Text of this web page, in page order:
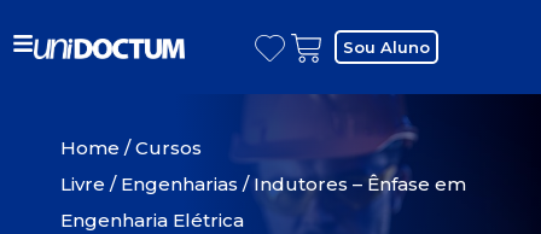
Sou Aluno
Home /Cursos
Livre / Engenharias / Indutores – Ênfase em
Engenharia Elétrica